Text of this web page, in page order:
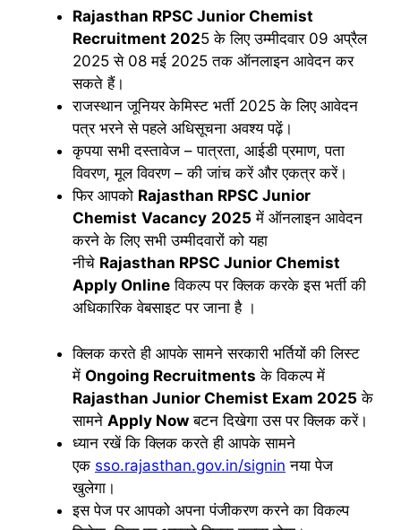
Rajasthan RPSC Junior Chemist
Recruitment 2025 के लिए उम्मीदवार 09 अप्रैल
2025 से 08 मई 2025 तक ऑनलाइन आवेदन कर
सकते हैं।
राजस्थान जूनियर केमिस्ट भर्ती 2025 के लिए आवेदन
पत्र भरने से पहले अधिसूचना अवश्य पढ़ें।
कृपया सभी दस्तावेज – पात्रता, आईडी प्रमाण, पता
विवरण, मूल विवरण – की जांच करें और एकत्र करें।
फिर आपको Rajasthan RPSC Junior
Chemist Vacancy 2025 में ऑनलाइन आवेदन
करने के लिए सभी उम्मीदवारों को यहा
नीचे Rajasthan RPSC Junior Chemist
Apply Online विकल्प पर क्लिक करके इस भर्ती की
अधिकारिक वेबसाइट पर जाना है ।
क्लिक करते ही आपके सामने सरकारी भर्तियों की लिस्ट
में Ongoing Recruitments के विकल्प में
Rajasthan Junior Chemist Exam 2025 के
सामने Apply Now बटन दिखेगा उस पर क्लिक करें।
ध्यान रखें कि क्लिक करते ही आपके सामने
एक sso.rajasthan.gov.in/signin नया पेज
खुलेगा।
इस पेज पर आपको अपना पंजीकरण करने का विकल्प